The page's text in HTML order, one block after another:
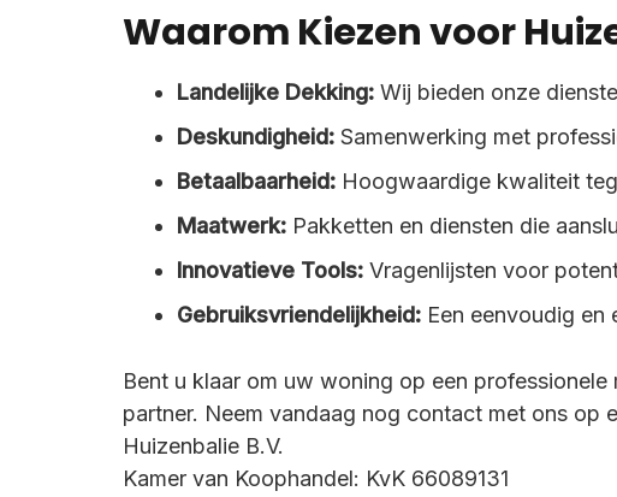
Waarom Kiezen voor
Landelijke Dekking: Wij bieden onze
Deskundigheid: Samenwerking met
Betaalbaarheid: Hoogwaardige kwaliteit
Maatwerk: Pakketten en diensten die
Innovatieve Tools: Vragenlijsten voor
Gebruiksvriendelijkheid: Een eenvoudig
Bent u klaar om uw woning op een
partner. Neem vandaag nog contact met ons op
Huizenbalie B.V.
Kamer van Koophandel: KvK 66089131